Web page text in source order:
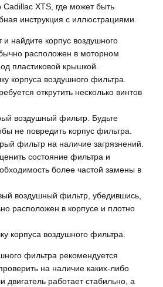
Cadillac XTS, где может быть
инструкция с иллюстрациями.
и найдите корпус воздушного
расположен в моторном
пластиковой крышкой.
корпуса воздушного фильтра.
открутить несколько винтов
воздушный фильтр. Будьте
не повредить корпус фильтра.
фильтр на наличие загрязнений.
состояние фильтра и
более частой замены в
воздушный фильтр, убедившись,
расположен в корпусе и плотно
корпуса воздушного фильтра.
фильтра рекомендуется
на наличие каких-либо
двигатель работает стабильно, а